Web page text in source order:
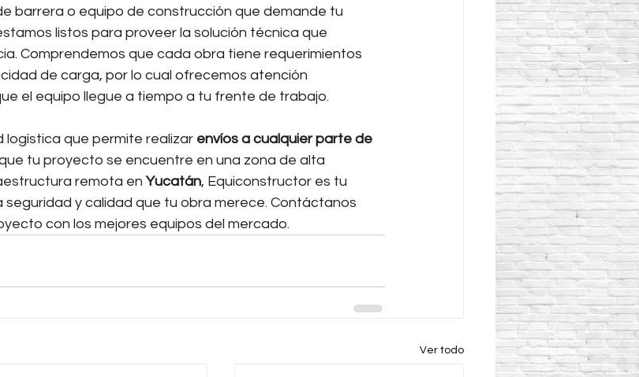
barrera o equipo de construcción que demande tu
listos para proveer la solución técnica que
Comprendemos que cada obra tiene requerimientos
de carga, por lo cual ofrecemos atención
el equipo llegue a tiempo a tu frente de trabajo.
que permite realizar envíos a cualquier parte de
que tu proyecto se encuentre en una zona de alta
remota en Yucatán, Equiconstructor es tu
seguridad y calidad que tu obra merece. Contáctanos
con los mejores equipos del mercado.
Ver todo